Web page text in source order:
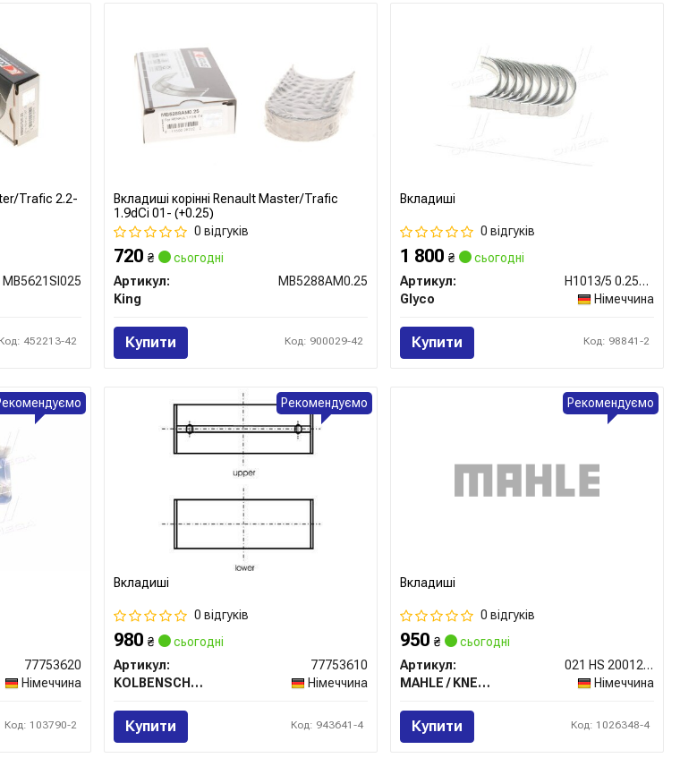
Trafic 2.2-
MB5621SI025
Код: 452213-42
Вкладиші корінні Renault Master/Trafic
1.9dCi 01- (+0.25)
0 відгуків
720₴
сьогодні
Артикул:
MB5288AM0.25
King
Купити Код: 900029-42
Вкладиші
0 відгуків
1 800₴
сьогодні
Артикул:
H1013/5 0.25MM
Glyco
Німеччина
Купити Код: 98841-2
77753620
Німеччина
Код: 103790-2
Вкладиші
0 відгуків
980₴
сьогодні
Артикул:
77753610
KOLBENSCHMIDT
Німеччина
Купити Код: 943641-4
Рекомендуємо
Вкладиші
0 відгуків
950₴
сьогодні
Артикул:
021 HS 20012 025
MAHLE / KNECHT
Німеччина
Купити Код: 1026348-4
Рекомендуємо